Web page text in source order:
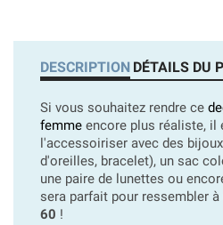
DESCRIPTION DÉTAILS DU
Si vous souhaitez rendre ce
femme encore plus réaliste, il
l'accessoiriser avec des
d'oreilles, bracelet), un sac
une paire de lunettes ou
sera parfait pour ressembler à
60 !